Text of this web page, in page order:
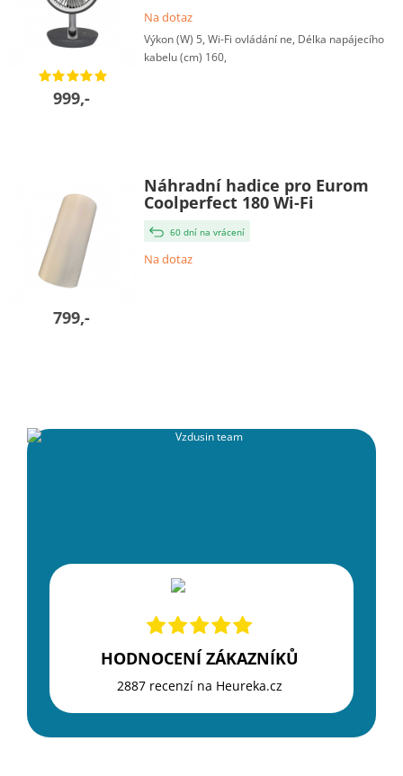
999,-
Na dotaz
Výkon (W) 5, Wi-Fi ovládání ne, Délka napájecího
kabelu (cm) 160,
799,-
Náhradní hadice pro Eurom
Coolperfect 180 Wi-Fi
60 dní na vrácení
Na dotaz
HODNOCENÍ ZÁKAZNÍKŮ
2887 recenzí na Heureka.cz